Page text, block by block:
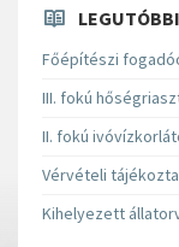
Főépítészi
III. fokú
II. fokú
Vérvételi
Kihelyezett